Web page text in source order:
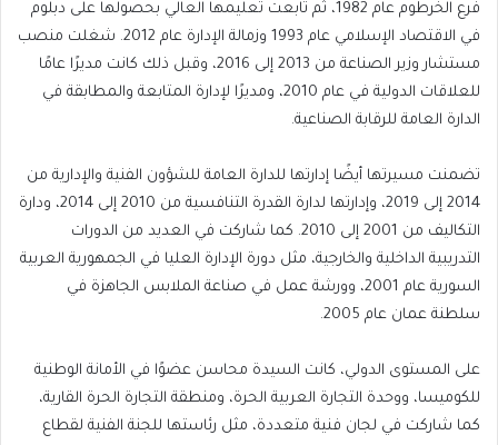
فرع الخرطوم عام 1982، ثم تابعت تعليمها العالي بحصولها على دبلوم
في الاقتصاد الإسلامي عام 1993 وزمالة الإدارة عام 2012. شغلت منصب
مستشار وزير الصناعة من 2013 إلى 2016، وقبل ذلك كانت مديرًا عامًا
للعلاقات الدولية في عام 2010، ومديرًا لإدارة المتابعة والمطابقة في
الدارة العامة للرقابة الصناعية.
تضمنت مسيرتها أيضًا إدارتها للدارة العامة للشؤون الفنية والإدارية من
2014 إلى 2019، وإدارتها لدارة القدرة التنافسية من 2010 إلى 2014، ودارة
التكاليف من 2001 إلى 2010. كما شاركت في العديد من الدورات
التدريبية الداخلية والخارجية، مثل دورة الإدارة العليا في الجمهورية العربية
السورية عام 2001، وورشة عمل في صناعة الملابس الجاهزة في
سلطنة عمان عام 2005.
على المستوى الدولي، كانت السيدة محاسن عضوًا في الأمانة الوطنية
للكوميسا، ووحدة التجارة العربية الحرة، ومنطقة التجارة الحرة القارية،
كما شاركت في لجان فنية متعددة، مثل رئاستها للجنة الفنية لقطاع